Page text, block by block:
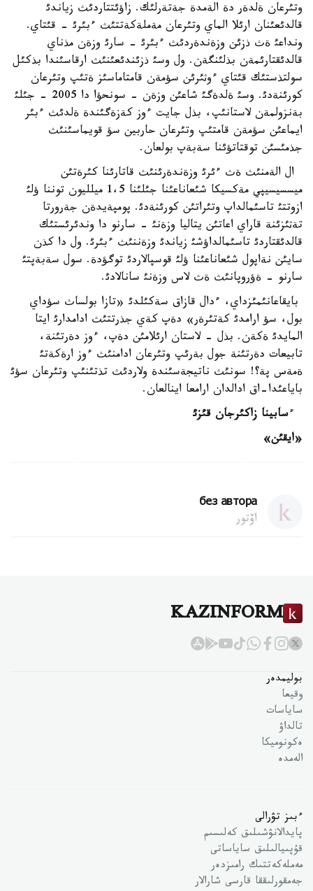
وتئرعان ةلدةر دة الةمدة جةتةرلئك. زاؤئتتاردئث زياندئ
قالدئعئنان ارئلا الماي وتئرعان مةملةكةتتئث ءبئرئ - قئتاي.
ونداعئ ةث ذزئن وزةندةردئث ءبئرئ - سارئ وزةن مذناي
قالدئقتارئمةن بذلئنگةن. ول وسئ ذزئندئعئنئث ارقاسئندا بذكئل
سولتذستئك قئتاي ءوثئرئن سؤمةن قامتاماسئز ةتئپ وتئرعان
كورئنةدئ. وسئ ةلدةگئ شاعئن وزةن - سونحؤا دا 2005 - جئلئ
بةنزولمةن لاستانئپ، بذل جايت ءوز كةزةگئندة ةلدئث ءبئر
ايماعئن سؤمةن قامتئپ وتئرعان حاربين سؤ قويماسئنئث
جذمئسئن توقتاتؤئنا سةبةپ بولعان.
ال الةمنئث ةث ءئرئ وزةندةرئنئث قاتارئنا كئرةتئن
ميسسيسيپي مةكسيكا شئعاناعئنا جئلئنا 1،5 ميلليون توننا ؤلئ
ازوتتئ تاسئمالداپ وتئراتئن كورئنةدئ. پومپةيدةن جةرورتا
تةثئزئنة قاراي اعاتئن يتاليا وزةنئ - سارنو دا وندئرئستئك
قالدئقتاردئ تاسئمالداؤشئ زياندئ وزةننئث ءبئرئ. ول دا كذن
سايئن نةاپول شئعاناعئنا ؤلئ قوسپالاردئ توگؤدة. سول سةبةپتئ
سارنو - ةؤروپانئث ةث لاس وزةنئ سانالادئ.
بايقاعانئمئزداي، ءدال قازاق سةكئلدئ «تازا بولساث سؤداي
بول، سؤ ارامدئ كةتئرةر» دةپ كةي جذرتتئث ادامدارئ ايتا
المايدئ ةكةن. بذل - لاستان ارئلامئن دةپ، ءوز دةرتئنة،
تابيعات دةرتئنة جول بةرئپ وتئرعان ادامنئث ءوز ارةكةتئ
ةمةس پة؟! سونئث ناتيجةسئندة ولاردئث تذتئنئپ وتئرعان سؤئ
باياعئدا-اق ادالدان ارامعا اينالعان.
ءسابينا زاكئرجان قئزئ
«ايقئن»
без автора
اۆتور
KAZINFORM
بوليمدەر
وقيعا
ساياسات
تالداۋ
ەكونوميكا
الەمدە
ءبىز تۋرالى
پايدالانۋشىلىق كەلىسىم
قۇپىيالىلىق ساياساتى
مەملەكەتتىك رامىزدەر
جەمقورلىققا قارسى شارالار